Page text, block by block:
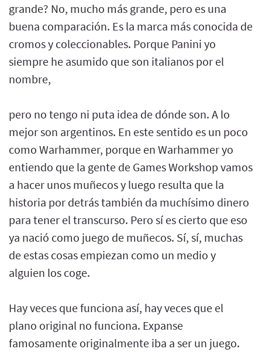
grande? No, mucho más grande, pero es una
buena comparación. Es la marca más conocida de
cromos y coleccionables. Porque Panini yo
siempre he asumido que son italianos por el
nombre,
pero no tengo ni puta idea de dónde son. A lo
mejor son argentinos. En este sentido es un poco
como Warhammer, porque en Warhammer yo
entiendo que la gente de Games Workshop vamos
a hacer unos muñecos y luego resulta que la
historia por detrás también da muchísimo dinero
para tener el transcurso. Pero sí es cierto que eso
ya nació como juego de muñecos. Sí, sí, muchas
de estas cosas empiezan como un medio y
alguien los coge.
Hay veces que funciona así, hay veces que el
plano original no funciona. Expanse
famosamente originalmente iba a ser un juego.